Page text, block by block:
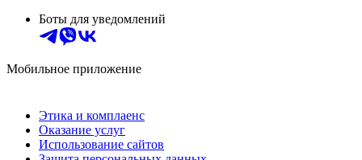
Боты для уведомлений
Мобильное приложение
Этика и комплаенс
Оказание услуг
Использование сайтов